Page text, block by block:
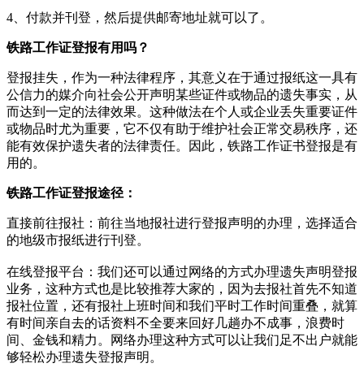
4、付款并刊登，然后提供邮寄地址就可以了。
铁路工作证登报有用吗？
登报挂失，作为一种法律程序，其意义在于通过报纸这一具有
公信力的媒介向社会公开声明某些证件或物品的遗失事实，从
而达到一定的法律效果。这种做法在个人或企业丢失重要证件
或物品时尤为重要，它不仅有助于维护社会正常交易秩序，还
能有效保护遗失者的法律责任。因此，铁路工作证书登报是有
用的。
铁路工作证登报途径：
‌直接前往报社‌：‌前往当地报社进行登报声明的办理，‌选择适合
的地级市报纸进行刊登。‌
在线登报平台‌：‌我们还可以通过网络的方式办理遗失声明登报
业务，这种方式也是比较推荐大家的，因为去报社首先不知道
报社位置，还有报社上班时间和我们平时工作时间重叠，就算
有时间亲自去的话资料不全要来回好几趟办不成事，浪费时
间、金钱和精力。网络办理这种方式可以让我们足不出户就能
够轻松办理遗失登报声明。